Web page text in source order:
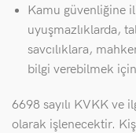
Kamu güvenliğine
uyuşmazlıklarda,
savcılıklara,
bilgi verebilmek
6698 sayılı KVKK ve
olarak işlenecektir.